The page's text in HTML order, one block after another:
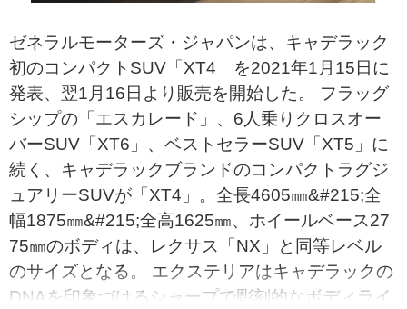
ゼネラルモーターズ・ジャパンは、キャデラック
初のコンパクトSUV「XT4」を2021年1月15日に
発表、翌1月16日より販売を開始した。 フラッグ
シップの「エスカレード」、6人乗りクロスオー
バーSUV「XT6」、ベストセラーSUV「XT5」に
続く、キャデラックブランドのコンパクトラグジ
ュアリーSUVが「XT4」。全長4605㎜&#215;全
幅1875㎜&#215;全高1625㎜、ホイールベース27
75㎜のボディは、レクサス「NX」と同等レベル
のサイズとなる。 エクステリアはキャデラックの
DNAを印象づけるシャープで彫刻的なボディライ